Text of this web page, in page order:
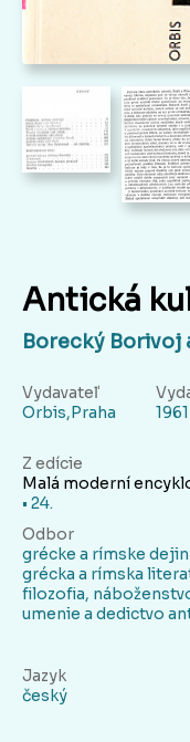
Antická
Borecký Borivoj
Vydavateľ
Orbis,Praha
Z edície
Malá moderní
• 24.
Odbor
grécke a rímske
grécka a rímska
filozofia,
umenie a dedictvo
Jazyk
český